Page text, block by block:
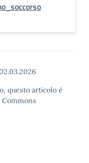
questo articolo è